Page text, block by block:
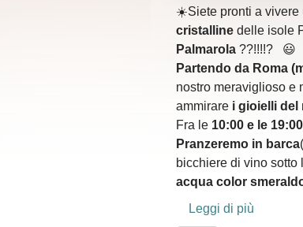
☀️Siete pronti a vivere
cristalline delle isole
Palmarola ??!!!!? 😃
Partendo da Roma
nostro meraviglioso e
ammirare i gioielli del
Fra le 10:00 e le 19:00
Pranzeremo in barca
bicchiere di vino sotto
acqua color
di entrambe le isole,
pendici, la stupenda
Leggi di più